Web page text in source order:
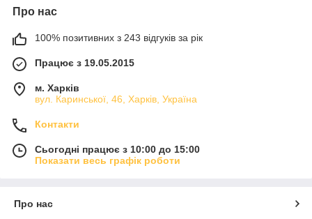
Про нас
100% позитивних з 243 відгуків за рік
Працює з 19.05.2015
м. Харків
вул. Каринської, 46, Харків, Україна
Контакти
Сьогодні працює з 10:00 до 15:00
Показати весь графік роботи
Про нас